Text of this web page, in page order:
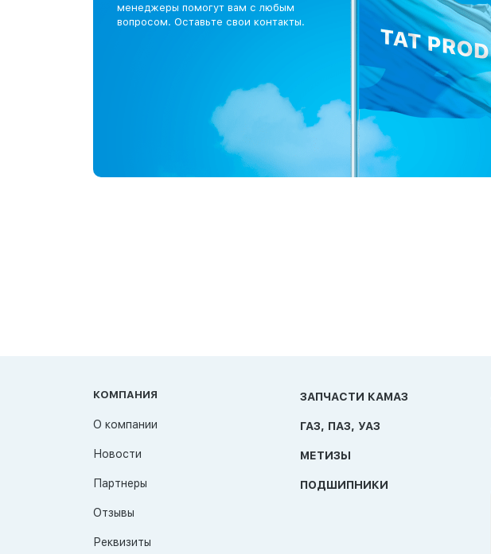
менеджеры помогут вам с любым
вопросом. Оставьте свои контакты.
КОМПАНИЯ
О компании
Новости
Партнеры
Отзывы
Реквизиты
ЗАПЧАСТИ КАМАЗ
ГАЗ, ПАЗ, УАЗ
МЕТИЗЫ
ПОДШИПНИКИ